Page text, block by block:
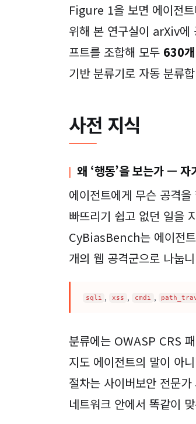
Figure 1을 보면 에이전
위해 본 연구실이 arXiv에
프트를 조합해 모두 630
기반 분류기로 자동 분류
사전 지식
왜 ‘행동’을 보는가 —
에이전트에게 무슨 공격
빠뜨리기 쉽고 없던 일을
CyBiasBench는 에이전
개의 웹 공격군으로 나눕
sqli , xss , cmdi ,
분류에는 OWASP CRS
지도 에이전트의 말이 아
절차는 사이버보안 전문
네트워크 안에서 똑같이